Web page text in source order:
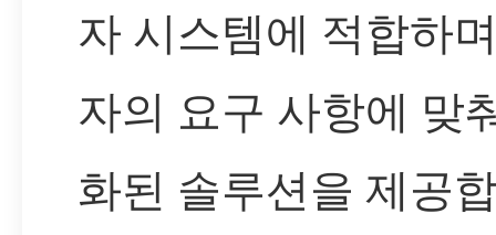
자 시스템에 적합하
자의 요구 사항에 맞
화된 솔루션을 제공